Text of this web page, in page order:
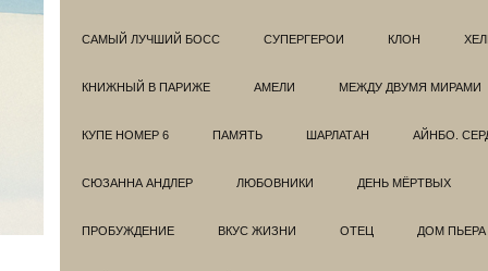
САМЫЙ ЛУЧШИЙ БОСС СУПЕРГЕРОИ КЛОН
КНИЖНЫЙ В ПАРИЖЕ АМЕЛИ МЕЖДУ ДВУМЯ МИРАМИ
КУПЕ НОМЕР 6 ПАМЯТЬ ШАРЛАТАН АЙНБО.
СЮЗАННА АНДЛЕР ЛЮБОВНИКИ ДЕНЬ МЁРТВЫХ
ПРОБУЖДЕНИЕ ВКУС ЖИЗНИ ОТЕЦ ДОМ ПЬЕРА